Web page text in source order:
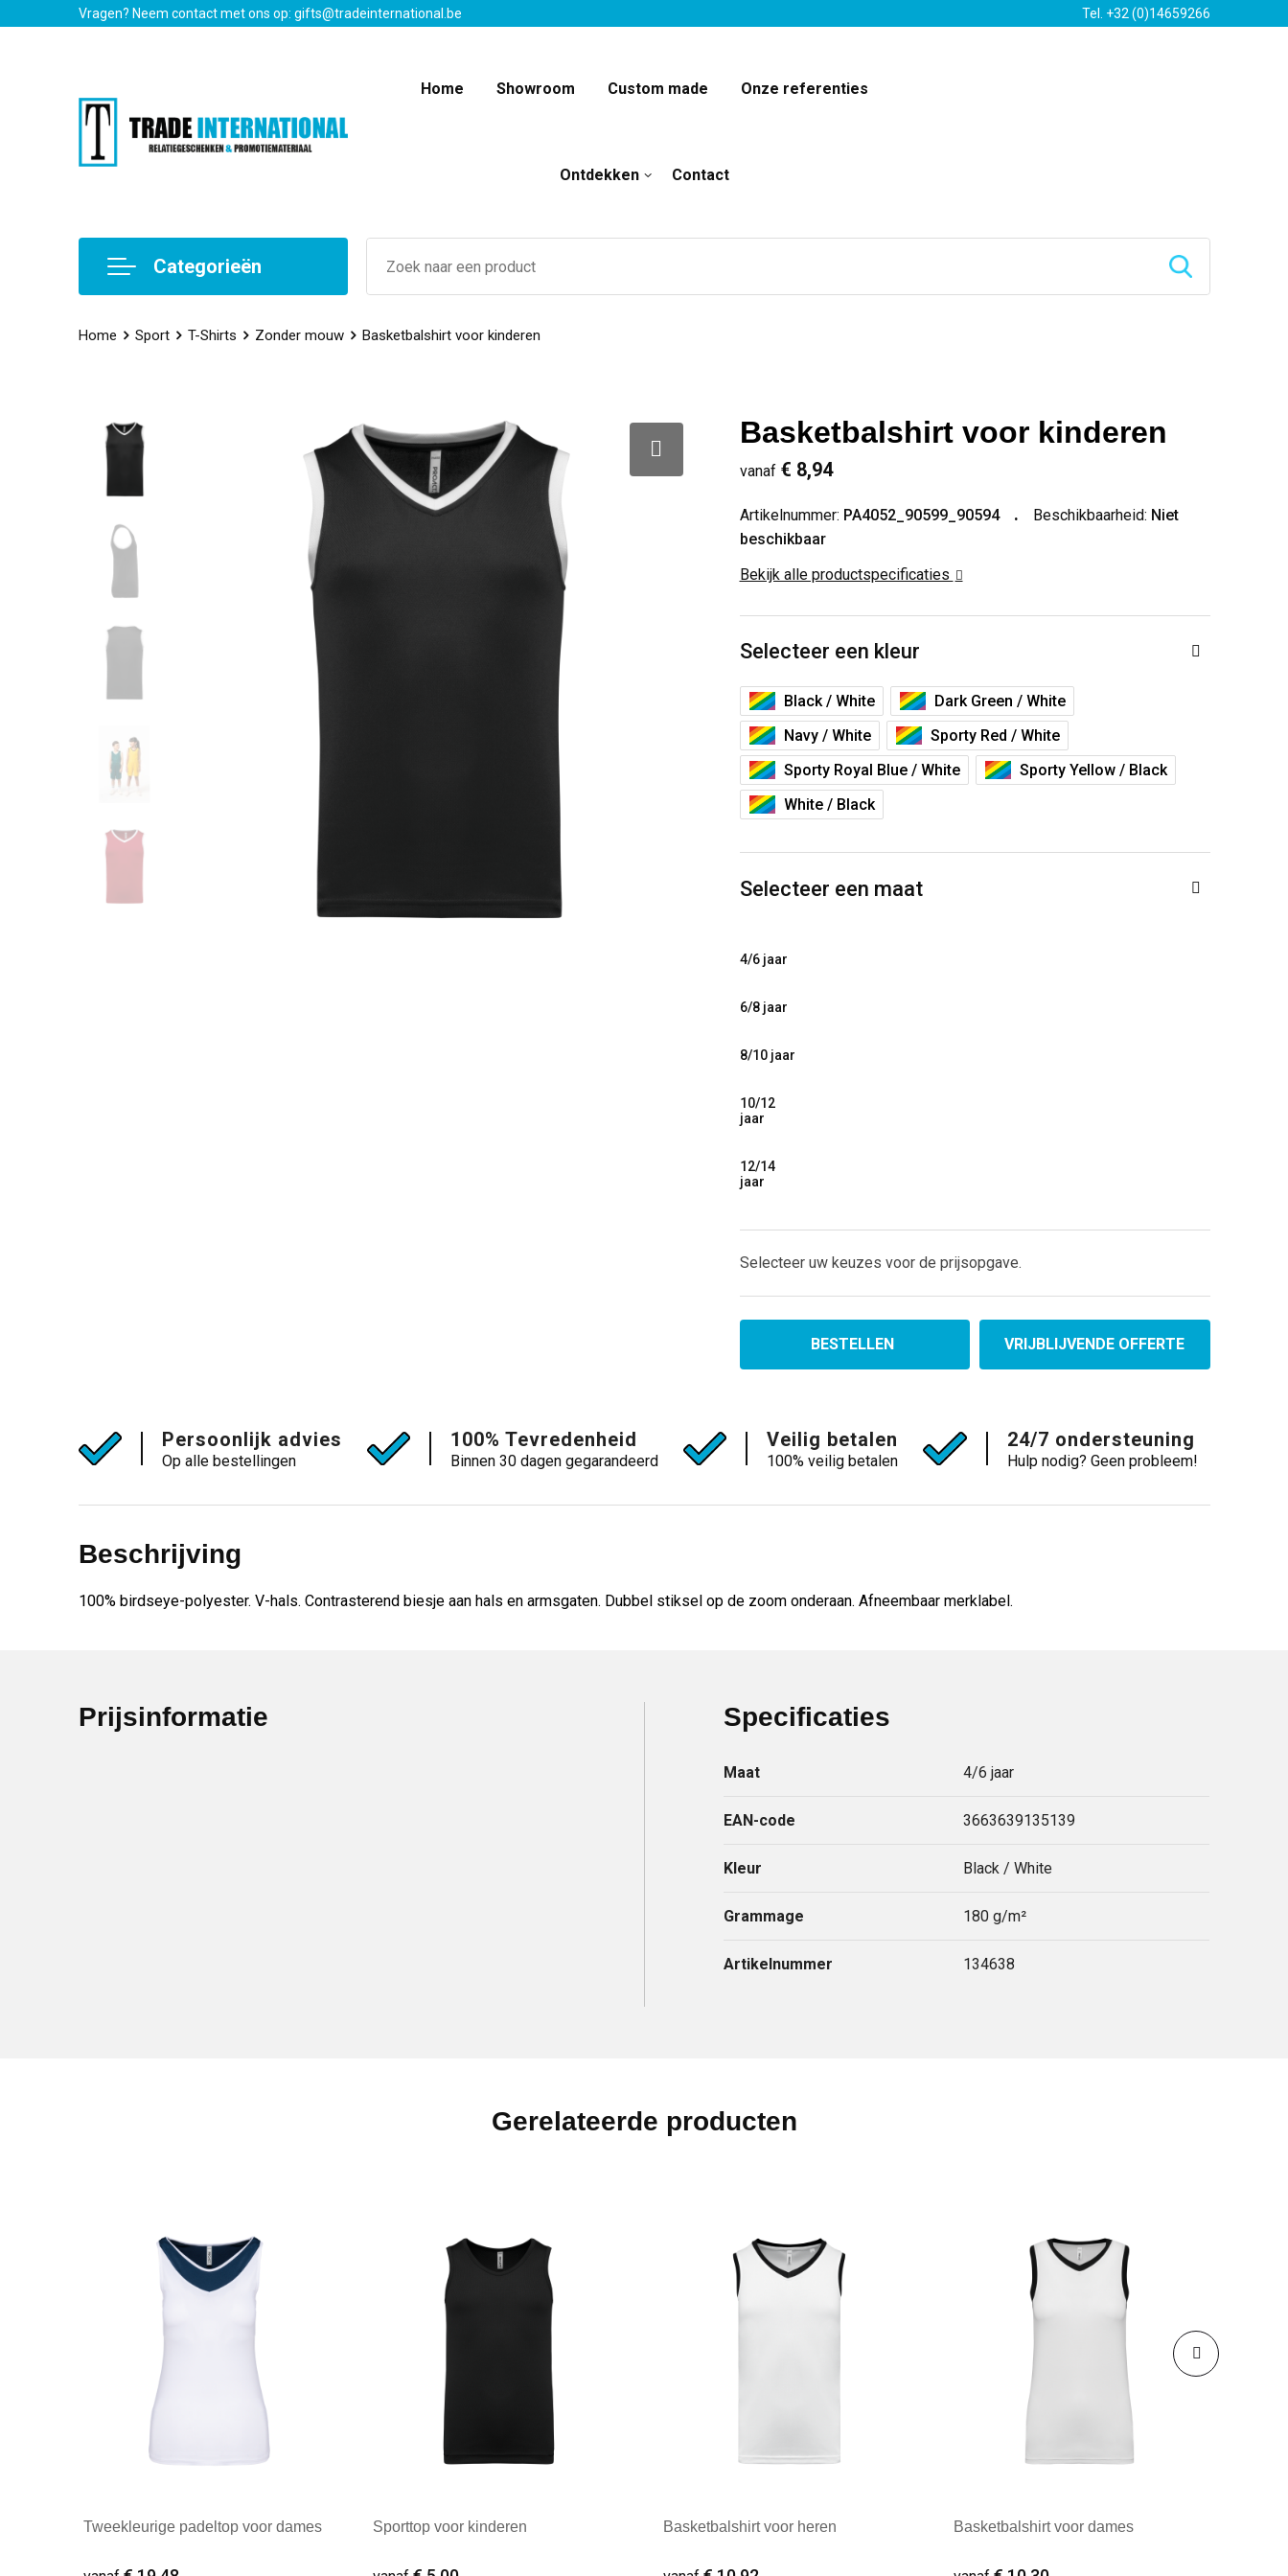
Vragen? Neem contact met ons op: gifts@tradeinternational.be Tel. +32 (0)14659266
Home Showroom Custom made Onze referenties
Ontdekken Contact
Categorieën
Home Sport T-Shirts Zonder mouw Basketbalshirt voor kinderen
Basketbalshirt voor kinderen
vanaf € 8,94
Artikelnummer: PA4052_90599_90594 Beschikbaarheid: Niet
beschikbaar
Bekijk alle productspecificaties
Selecteer een kleur
Black / White
Dark Green / White
Navy / White
Sporty Red / White
Sporty Royal Blue / White
Sporty Yellow / Black
White / Black
Selecteer een maat
4/6 jaar
6/8 jaar
8/10 jaar
10/12
jaar
12/14
jaar
Selecteer uw keuzes voor de prijsopgave.
BESTELLEN VRIJBLIJVENDE OFFERTE
Persoonlijk advies
Op alle bestellingen
100% Tevredenheid
Binnen 30 dagen gegarandeerd
Veilig betalen
100% veilig betalen
24/7 ondersteuning
Hulp nodig? Geen probleem!
Beschrijving
100% birdseye-polyester. V-hals. Contrasterend biesje aan hals en armsgaten. Dubbel stiksel op de zoom onderaan. Afneembaar merklabel.
Prijsinformatie Specificaties
Maat 4/6 jaar
EAN-code 3663639135139
Kleur Black / White
Grammage 180 g/m²
Artikelnummer 134638
Gerelateerde producten
Tweekleurige padeltop voor dames Sporttop voor kinderen Basketbalshirt voor heren Basketbalshirt voor dames